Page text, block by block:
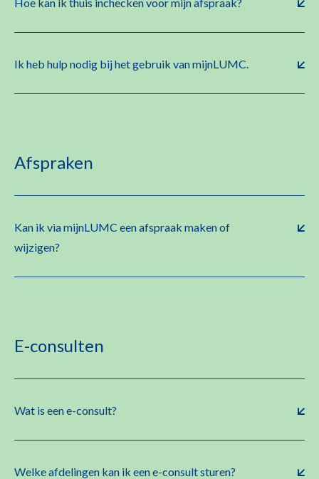
Ik heb hulp nodig bij het gebruik van mijnLUMC.
Afspraken
Kan ik via mijnLUMC een afspraak maken of
wijzigen?
E-consulten
Wat is een e-consult?
Welke afdelingen kan ik een e-consult sturen?